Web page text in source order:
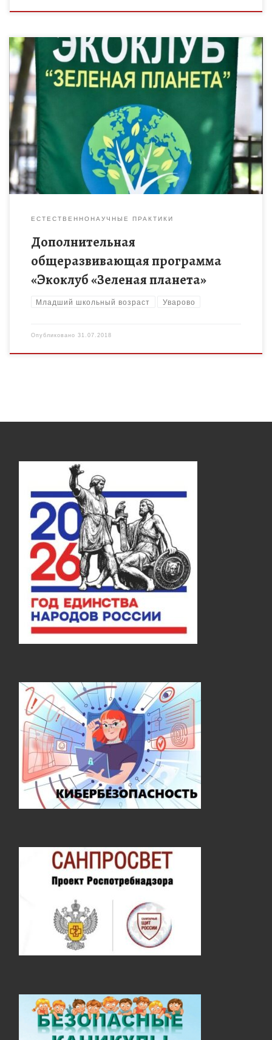
Дополнительная общеобразовательная общеразвивающая
программа по экологическому краеведению для детей
младшего школьного возраста
ЕСТЕСТВЕННОНАУЧНЫЕ ПРАКТИКИ
Дополнительная
общеразвивающая программа
«Экоклуб «Зеленая планета»
Младший школьный возраст Уварово
Опубликовано 31.07.2018